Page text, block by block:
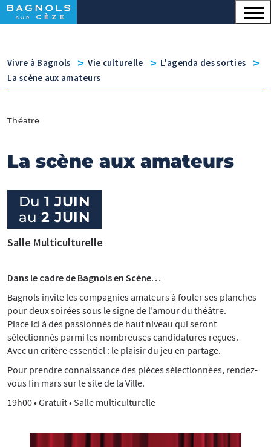
Panneau de gestion des cookies
Menu principal
Contenu
Vivre à Bagnols v Vie culturelle v L'agenda des sorties v
La scène aux amateurs
La scène aux amateurs
Théatre
Du1 JUIN
au2 JUIN
Salle Multiculturelle
Dans le cadre de Bagnols en Scène…
Bagnols invite les compagnies amateurs à fouler ses planches
pour deux soirées sous le signe de l’amour du théâtre.
Place ici à des passionnés de haut niveau qui seront
sélectionnés parmi les nombreuses candidatures reçues.
Avec un critère essentiel : le plaisir du jeu en partage.
Pour prendre connaissance des pièces sélectionnées, rendez-
vous fin mars sur le site de la Ville.
19h00 • Gratuit • Salle multiculturelle